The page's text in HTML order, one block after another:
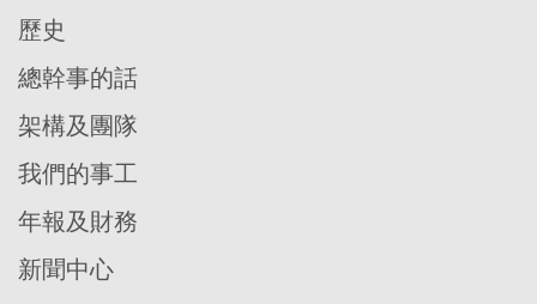
歷史
總幹事的話
架構及團隊
我們的事工
年報及財務
新聞中心